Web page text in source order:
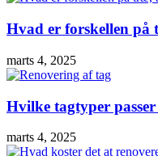
Hvad er forskellen
marts 4, 2025
Hvilke tagtyper
marts 4, 2025